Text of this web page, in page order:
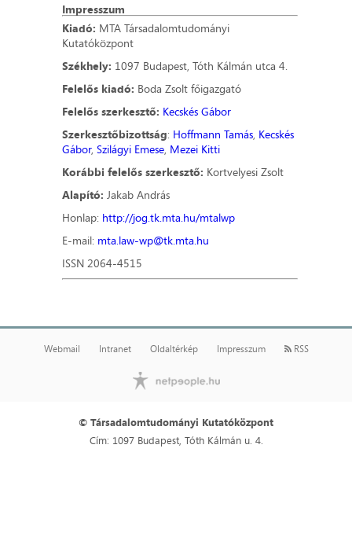
Impresszum
Kiadó: MTA Társadalomtudományi
Kutatóközpont
Székhely: 1097 Budapest, Tóth Kálmán utca 4.
Felelős kiadó: Boda Zsolt főigazgató
Felelős szerkesztő: Kecskés Gábor
Szerkesztőbizottság: Hoffmann Tamás, Kecskés
Gábor, Szilágyi Emese, Mezei Kitti
Korábbi felelős szerkesztő: Kortvelyesi Zsolt
Alapító: Jakab András
Honlap: http://jog.tk.mta.hu/mtalwp
E-mail: mta.law-wp@tk.mta.hu
ISSN 2064-4515
Webmail Intranet Oldaltérkép Impresszum RSS
© Társadalomtudományi Kutatóközpont
Cím: 1097 Budapest, Tóth Kálmán u. 4.